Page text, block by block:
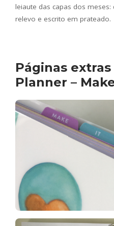
leiaute das capas dos
relevo e escrito em prateado.
Páginas
Planner –